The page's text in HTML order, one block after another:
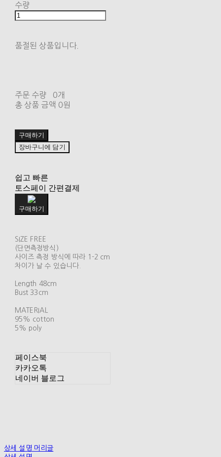
수량
품절된 상품입니다.
주문 수량
0개
총 상품 금액 0원
구매하기
장바구니에 담기
쉽고 빠른
토스페이 간편결제
구매하기
SIZE FREE
(단면측정방식)
사이즈 측정 방식에 따라 1-2 cm
차이가 날 수 있습니다.
Length 48cm
Bust 33cm
MATERIAL
95% cotton
5% poly
페이스북
카카오톡
네이버 블로그
상세 설명 머리글